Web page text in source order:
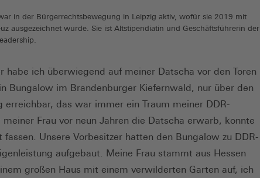
in der Bürgerrechtsbewegung in Leipzig aktiv, wofür sie 2019 mit
ausgezeichnet wurde. Sie ist Altstipendiatin und Geschäftsführerin der
habe ich überwiegend auf meiner Datscha vor den Toren
Bungalow im Brandenburger Kiefernwald, nur über den
erreichbar, das war immer ein Traum meiner DDR-
Frau vor neun Jahren die Datscha erwarb, konnte
Unsere Vorbesitzer hatten den Bungalow zu DDR-
aufgebaut. Meine Frau stammt aus Hessen
großen Haus mit einem verwilderten Garten auf, ich